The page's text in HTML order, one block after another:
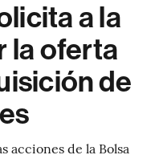
a la
la oferta
de
acciones de la Bolsa